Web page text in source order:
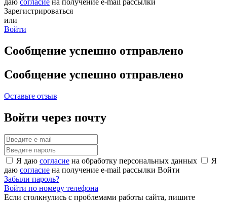
даю согласие на получение e-mail рассылки
Зарегистрироваться
или
Войти
Сообщение успешно отправлено
Сообщение успешно отправлено
Оставьте отзыв
Войти через почту
Я даю согласие на обработку персональных данных
Я
даю согласие на получение e-mail рассылки Войти
Забыли пароль?
Войти по номеру телефона
Если столкнулись с проблемами работы сайта, пишите